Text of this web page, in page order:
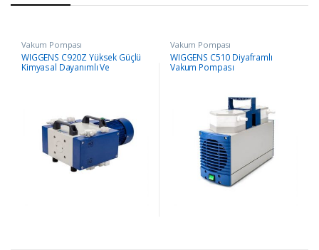
Vakum Pompası
WIGGENS C920Z Yüksek Güçlü
Kimyasal Dayanımlı Ve
Vakum Pompası
WIGGENS C510 Diyaframlı
Vakum Pompası